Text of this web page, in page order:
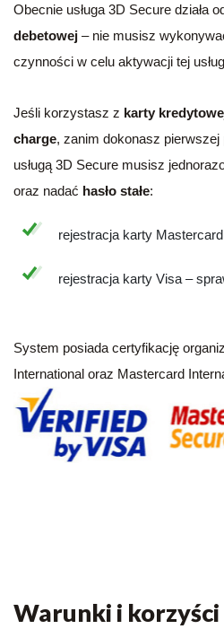
Obecnie usługa 3D Secure działa
debetowej – nie musisz
czynności w celu aktywacji tej
Jeśli korzystasz z karty
charge, zanim dokonasz pierwszej
usługą 3D Secure musisz
oraz nadać hasło stałe:
rejestracja karty
rejestracja karty Visa –
System posiada certyfikację
International oraz Mastercard
Warunki i korzyści